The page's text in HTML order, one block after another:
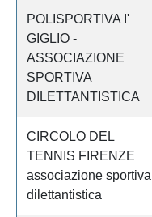
POLISPORTIVA I'
GIGLIO -
ASSOCIAZIONE
SPORTIVA
DILETTANTISTICA
CIRCOLO DEL
TENNIS FIRENZE
associazione sportiva
dilettantistica